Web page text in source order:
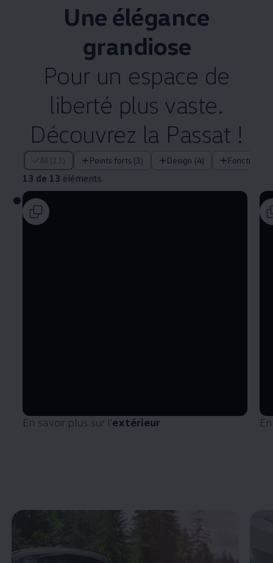
Une élégance
grandiose
Pour un espace de
liberté plus vaste.
Découvrez la Passat !
All (13) Points forts (3) Design (4) Fonctions
13 de 13 éléments
13 de 13 éléments
En savoir plus sur l’extérieur
Enable fullscreen mode